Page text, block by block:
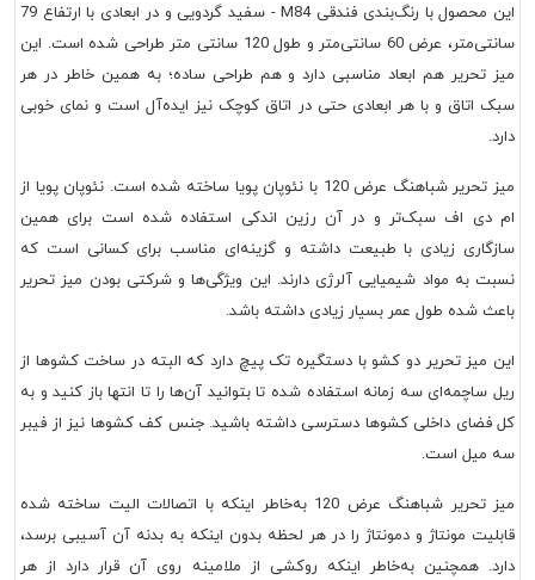
این محصول با رنگ‌بندی فندقی M84 - سفید گردویی و در ابعادی با ارتفاع 79
سانتی‌متر، عرض 60 سانتی‌متر و طول 120 سانتی متر طراحی شده است. این
میز تحریر هم ابعاد مناسبی دارد و هم طراحی ساده؛ به همین خاطر در هر
سبک اتاق و با هر ابعادی حتی در اتاق کوچک نیز ایده‌آل است و نمای خوبی
دارد.
میز تحریر شباهنگ عرض 120 با نئوپان پویا ساخته شده است. نئوپان پویا از
ام دی اف سبک‌تر و در آن رزین اندکی استفاده شده است برای همین
سازگاری زیادی با طبیعت داشته و گزینه‌ای مناسب برای کسانی است که
نسبت به مواد شیمیایی آلرژی دارند. این ویژگی‌ها و شرکتی بودن میز تحریر
باعث شده طول عمر بسیار زیادی داشته باشد.
این میز تحریر دو کشو با دستگیره تک پیچ دارد که البته در ساخت کشوها از
ریل ساچمه‌ای سه زمانه استفاده شده تا بتوانید آن‌ها را تا انتها باز کنید و به
کل فضای داخلی کشوها دسترسی داشته باشید. جنس کف کشوها نیز از فیبر
سه میل است.
میز تحریر شباهنگ عرض 120 به‌خاطر اینکه با اتصالات الیت ساخته شده
قابلیت مونتاژ و دمونتاژ را در هر لحظه بدون اینکه به بدنه آن آسیبی برسد،
دارد. همچنین به‌خاطر اینکه روکشی از ملامینه روی آن قرار دارد از هر